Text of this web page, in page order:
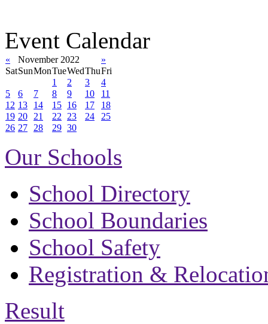
Event Calendar
« November 2022
»
SatSunMonTueWedThuFri
1
2 3
4
5
6 7 8 9 10
11
12 13 14 15 16 17
18
19 20 21 22 23 24
25
26 27 28 29 30
Our Schools
School Directory
School Boundaries
School Safety
Registration &
Result